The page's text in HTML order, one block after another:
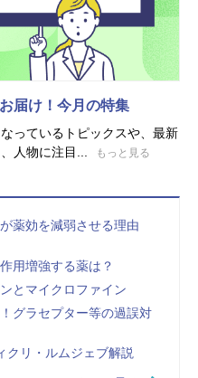
届け！今月の特集
っているトピックスや、最新
人物に注目...
もっと見る
薬効を減弱させる理由
用増強する薬は？
とマイクロファイン
グラセプター等の過誤対
クリ・ルムジェブ解説